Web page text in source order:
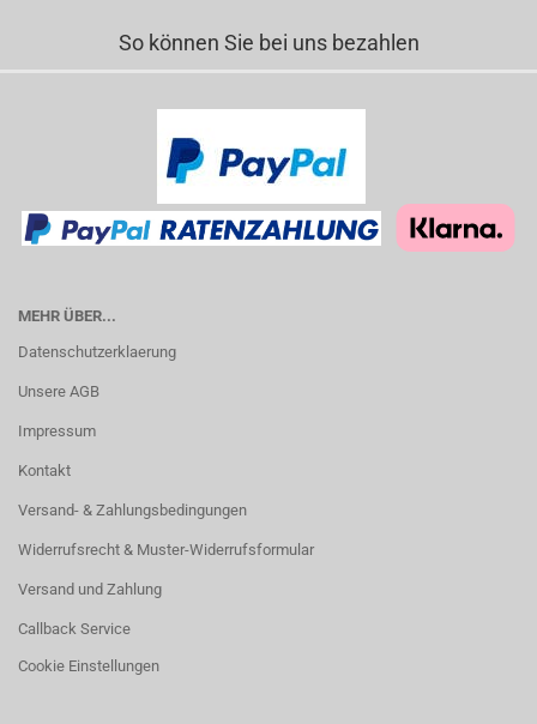
So können Sie bei uns bezahlen
MEHR ÜBER...
Datenschutzerklaerung
Unsere AGB
Impressum
Kontakt
Versand- & Zahlungsbedingungen
Widerrufsrecht & Muster-Widerrufsformular
Versand und Zahlung
Callback Service
Cookie Einstellungen